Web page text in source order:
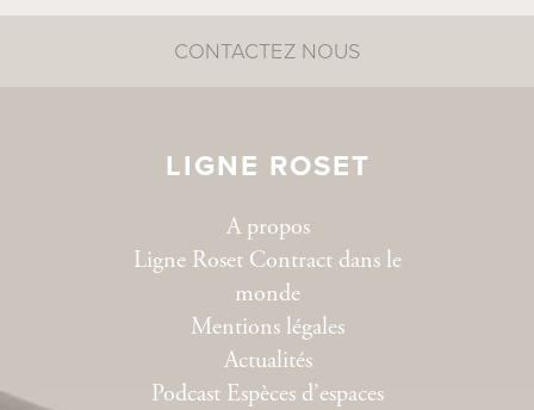
LIGNE ROSET
A propos
Ligne Roset Contract dans le
monde
Mentions légales
Actualités
Podcast Espèces d’espaces
CONTACTEZ NOUS